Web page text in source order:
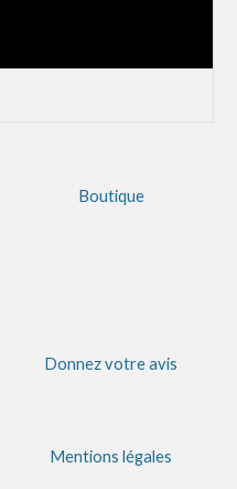
Boutique
Donnez votre avis
Mentions légales